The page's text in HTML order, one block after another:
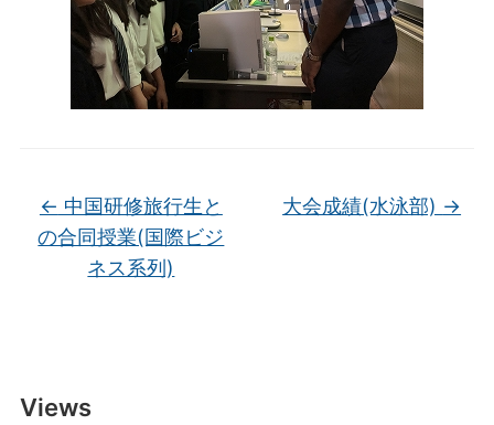
← 中国研修旅行生と
の合同授業(国際ビジ
ネス系列)
大会成績(水泳部) →
Views